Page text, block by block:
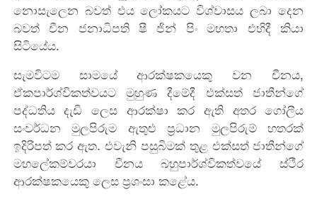
නොසැලෙන බවත් එය ලෝකයට විශ්වාසය ලබා දෙන
බවත් චීන ජනාධිපති ෂී ජින් පිං මහතා එහිදී කියා
සිටියේය.
සැමවිටම සාමයේ ආරක්ෂකයෙකු වන චීනය,
ඒකපාර්ශ්විකත්වයට මුහුණ දීමේදී එක්සත් ජාතීන්ගේ
පද්ධතිය දැඩි ලෙස ආරක්ෂා කර ඇති අතර ගෝලීය
සංවර්ධන මුලපිරුම ඇතුළු ප්‍රධාන මුලපිරුම් හතරක්
ඉදිරිපත් කර ඇත. එවැනි පසුබිමක් තුළ එක්සත් ජාතීන්ගේ
මහලේකම්වරයා චීනය බහුපාර්ශ්විකත්වයේ ස්ථීර
ආරක්ෂකයෙකු ලෙස ප්‍රශංසා කළේය.